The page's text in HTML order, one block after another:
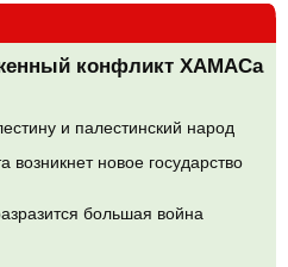
конфликт ХАМАСа
и палестинский народ
возникнет новое государство
большая война